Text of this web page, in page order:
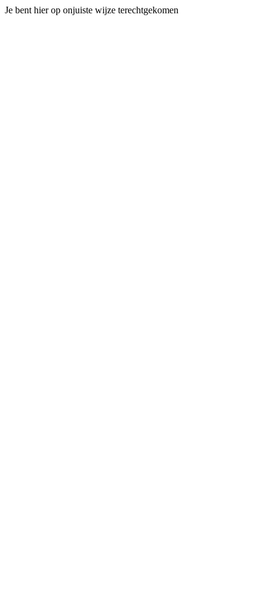
Je bent hier op onjuiste wijze terechtgekomen